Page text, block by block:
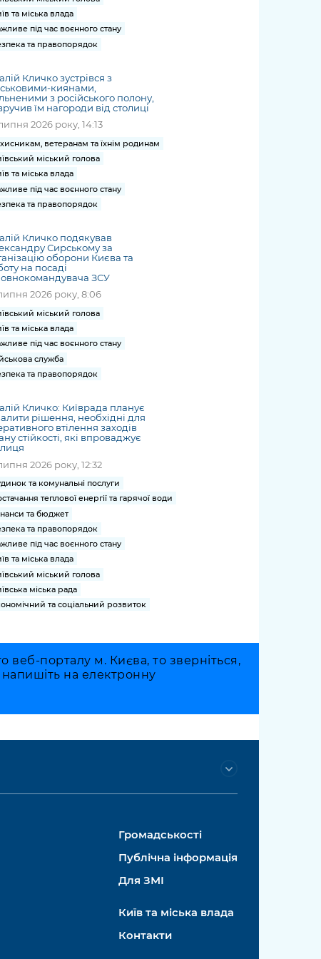
та міська влада
під час воєнного стану
та правопорядок
Кличко зустрівся з
киянами,
з російського полону,
їм нагороди від столиці
2026 року, 14:13
ветеранам та їхнім родинам
міський голова
та міська влада
під час воєнного стану
та правопорядок
Кличко подякував
Сирському за
оборони Києва та
на посаді
ЗСУ
2026 року, 8:06
міський голова
та міська влада
під час воєнного стану
служба
та правопорядок
Кличко: Київрада планує
рішення, необхідні для
втілення заходів
стійкості, які впроваджує
2026 року, 12:32
та комунальні послуги
теплової енергії та гарячої води
та бюджет
та правопорядок
під час воєнного стану
та міська влада
міський голова
міська рада
та соціальний розвиток
порталу м. Києва, то зверніться,
на електронну
Громадськості
Публічна інформація
Для ЗМІ
Київ та міська влада
Контакти